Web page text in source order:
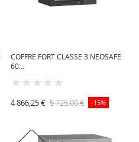
COFFRE FORT CLASSE 3 NEOSAFE
60...
4 866,25 € 5 725,00 € -15%